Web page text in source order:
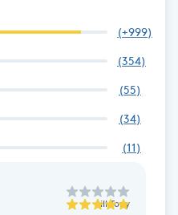
(+999)
(354)
(55)
(34)
(11)
till Tony